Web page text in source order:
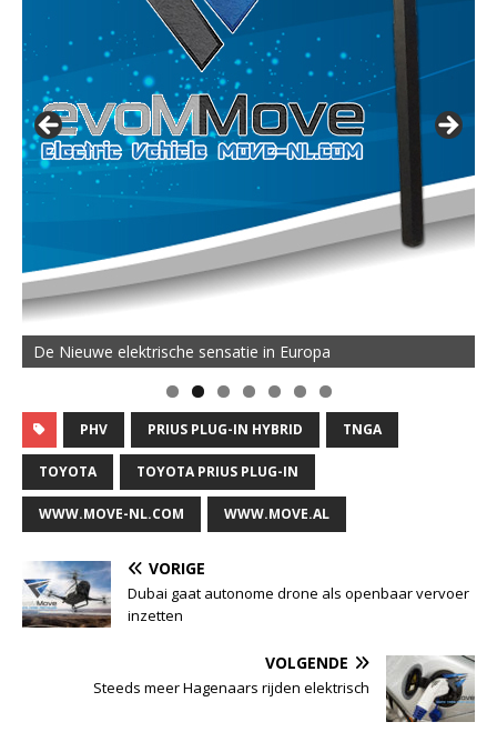
De Nieuwe elektrische sensatie in Europa
PHV PRIUS PLUG-IN HYBRID TNGA
TOYOTA TOYOTA PRIUS PLUG-IN
WWW.MOVE-NL.COM WWW.MOVE.AL
VORIGE
Dubai gaat autonome drone als openbaar vervoer
inzetten
VOLGENDE
Steeds meer Hagenaars rijden elektrisch